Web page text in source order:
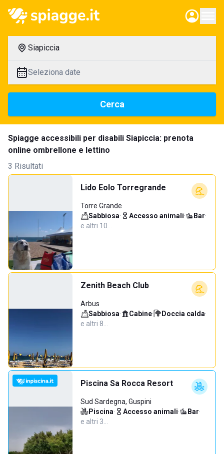
Siapiccia
Seleziona date
Cerca
Spiagge accessibili per disabili Siapiccia: prenota
online ombrellone e lettino
3 Risultati
Lido Eolo Torregrande
Torre Grande
Sabbiosa· Accesso animali· Bar·
e altri 10…
Zenith Beach Club
Arbus
Sabbiosa· Cabine· Doccia calda·
e altri 8…
Piscina Sa Rocca Resort
Sud Sardegna, Guspini
Piscina· Accesso animali· Bar·
e altri 3…